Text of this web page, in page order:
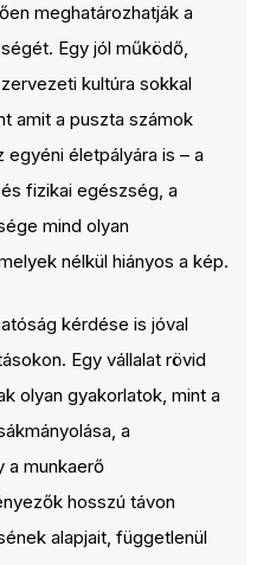
meghatározhatják a
Egy jól működő,
kultúra sokkal
amit a puszta számok
életpályára is – a
fizikai egészség, a
mind olyan
nélkül hiányos a kép.
kérdése is jóval
Egy vállalat rövid
olyan gyakorlatok, mint a
a
a munkaerő
hosszú távon
alapjait, függetlenül